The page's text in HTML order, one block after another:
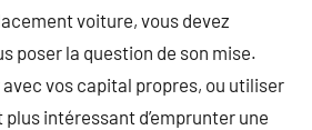
voiture, vous devez
poser la question de son mise.
vos capital propres, ou utiliser
intéressant d’emprunter une